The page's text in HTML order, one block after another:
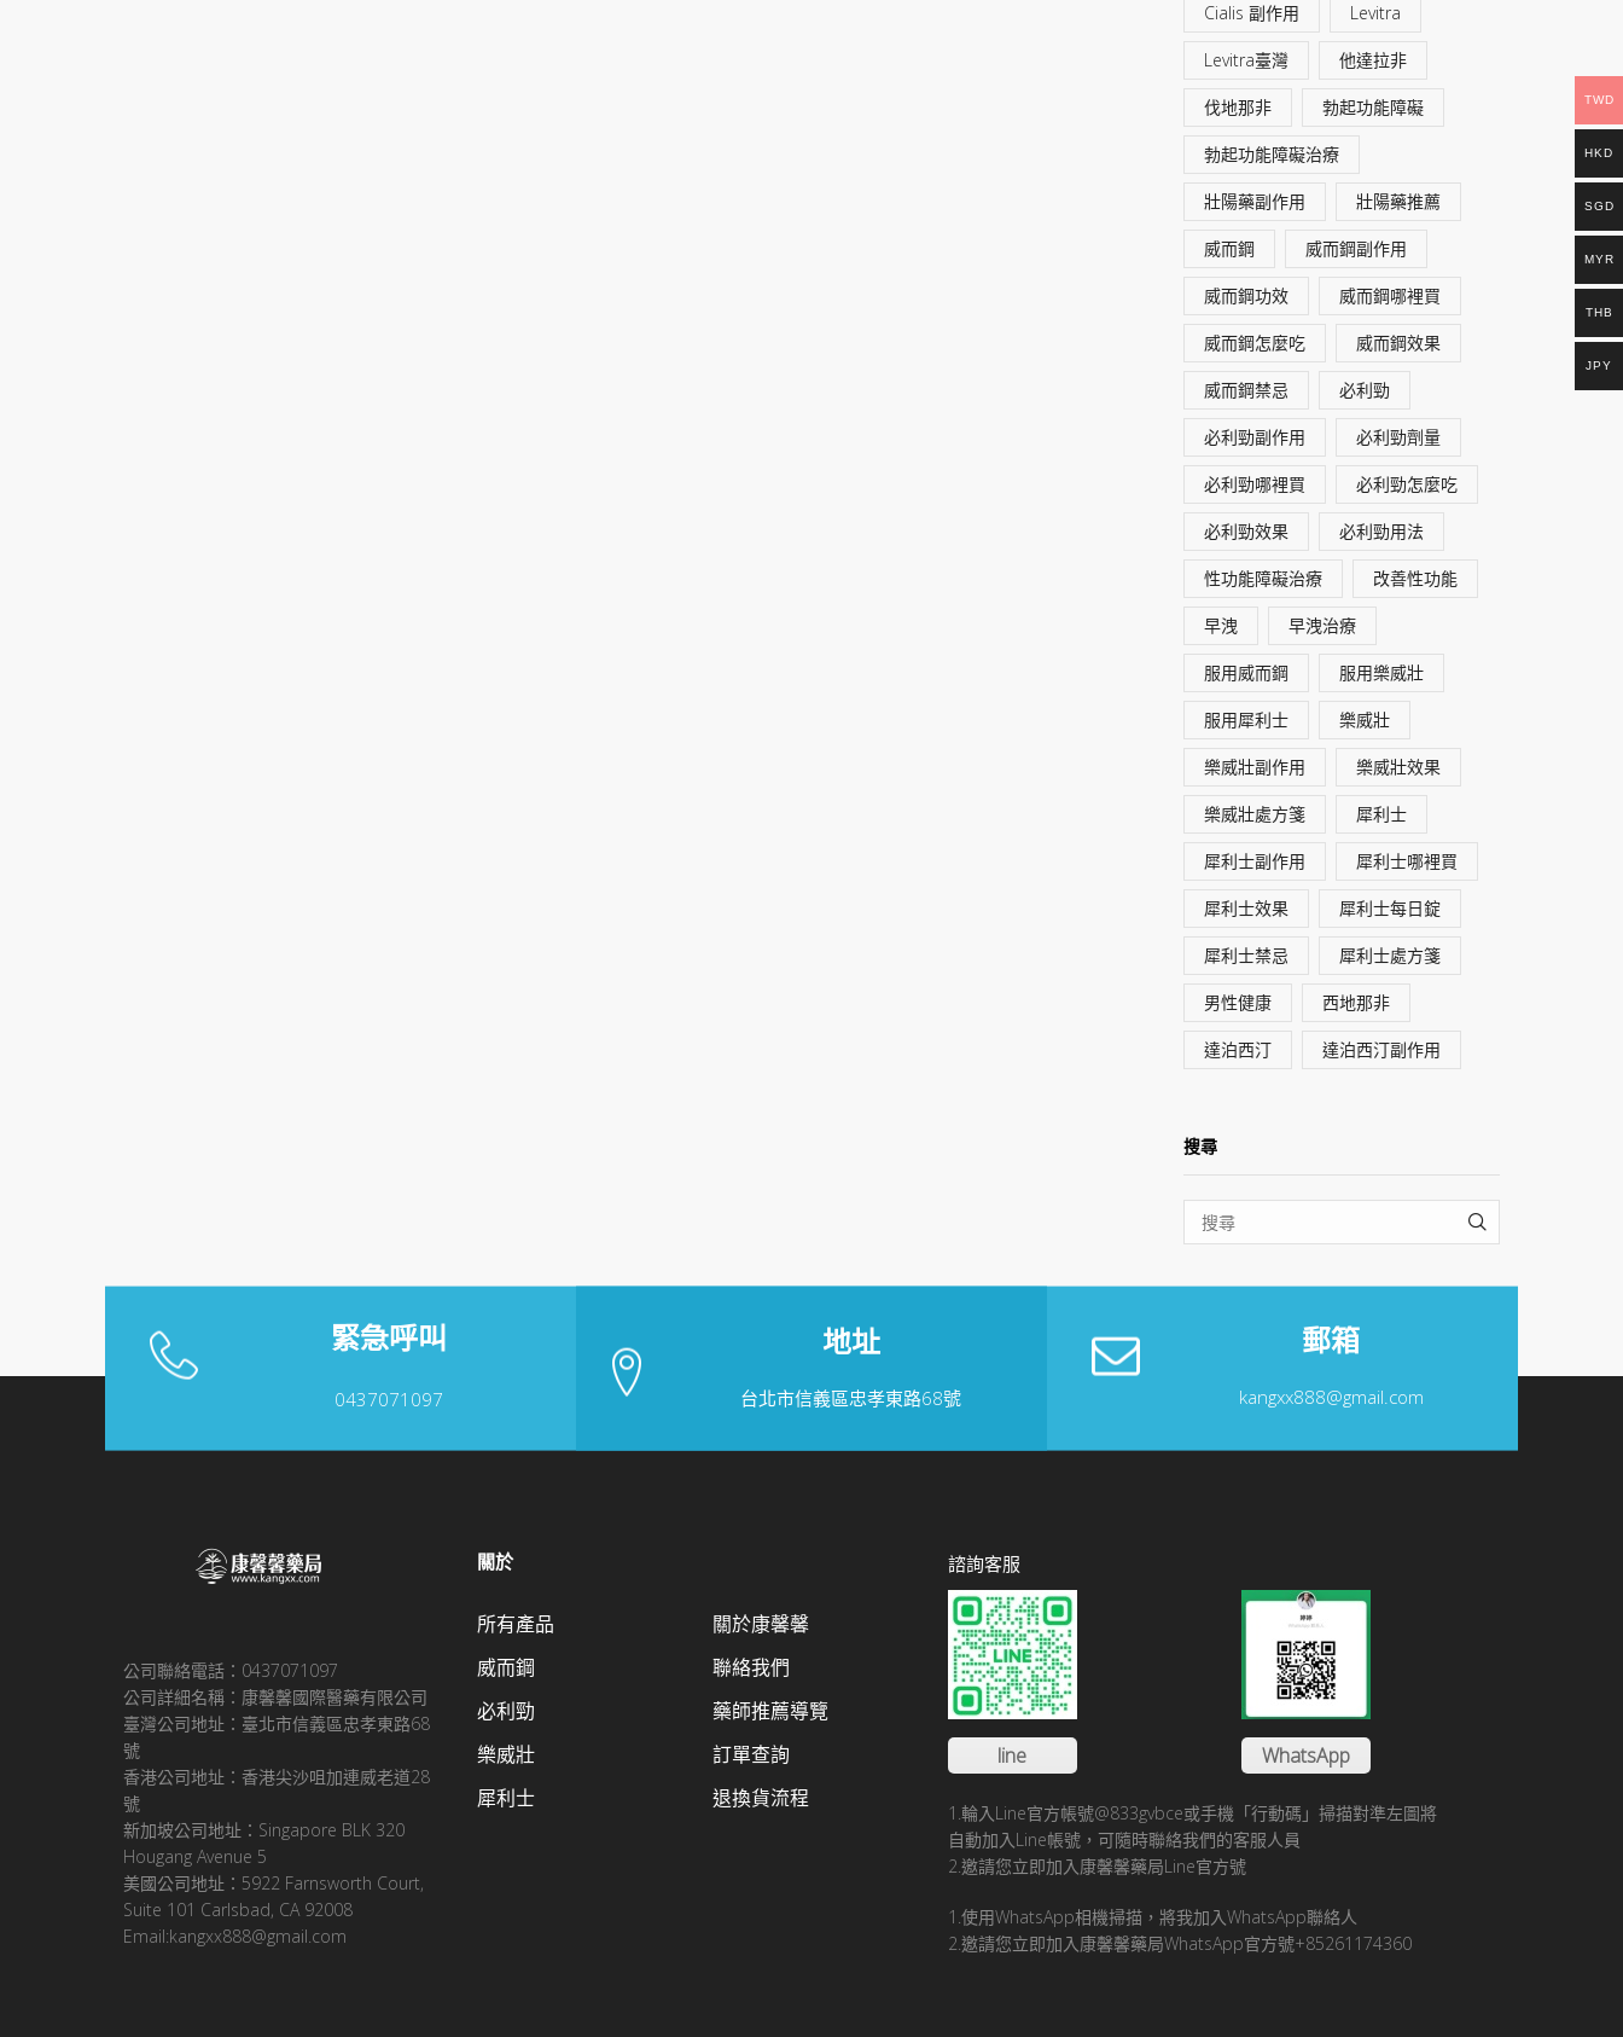
Cialis 副作用 Levitra
Levitra臺灣 他達拉非
伐地那非 勃起功能障礙
勃起功能障礙治療
壯陽藥副作用 壯陽藥推薦
威而鋼 威而鋼副作用
威而鋼功效 威而鋼哪裡買
威而鋼怎麼吃 威而鋼效果
威而鋼禁忌 必利勁
必利勁副作用 必利勁劑量
必利勁哪裡買 必利勁怎麼吃
必利勁效果 必利勁用法
性功能障礙治療 改善性功能
早洩 早洩治療
服用威而鋼 服用樂威壯
服用犀利士 樂威壯
樂威壯副作用 樂威壯效果
樂威壯處方箋 犀利士
犀利士副作用 犀利士哪裡買
犀利士效果 犀利士每日錠
犀利士禁忌 犀利士處方箋
男性健康 西地那非
達泊西汀 達泊西汀副作用
搜尋
SEARCH
緊急呼叫
0437071097
地址
台北市信義區忠孝東路68號
郵箱
kangxx888@gmail.com
公司聯絡電話：0437071097
公司詳細名稱：康馨馨國際醫藥有限公司
臺灣公司地址：臺北市信義區忠孝東路68
號
香港公司地址：香港尖沙咀加連威老道28
號
新加坡公司地址：Singapore BLK 320
Hougang Avenue 5
美國公司地址：5922 Farnsworth Court,
Suite 101 Carlsbad, CA 92008
Email:kangxx888@gmail.com
關於
所有產品
威而鋼
必利勁
樂威壯
犀利士
關於康馨馨
聯絡我們
藥師推薦導覽
訂單查詢
退換貨流程
諮詢客服
line WhatsApp
1.輪入Line官方帳號@833gvbce或手機「行動碼」掃描對準左圖將
自動加入Line帳號，可隨時聯絡我們的客服人員
2.邀請您立即加入康馨馨藥局Line官方號
1.使用WhatsApp相機掃描，將我加入WhatsApp聯絡人
2.邀請您立即加入康馨馨藥局WhatsApp官方號+85261174360
TWD
HKD
SGD
MYR
THB
JPY